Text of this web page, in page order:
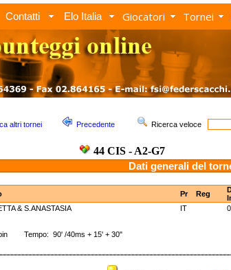
Contatti Elo Italia Giocatori Tornei
altri tornei Precedente Ricerca veloce
44 CIS - A2-G7
Dati generali del
Pr Reg
& S.ANASTASIA IT
Tempo: 90' /40ms + 15' + 30"